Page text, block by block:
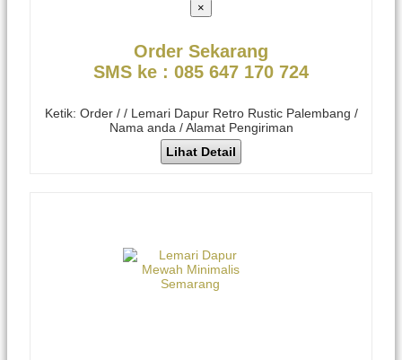
×
Order Sekarang
SMS ke : 085 647 170 724
Ketik: Order / / Lemari Dapur Retro Rustic Palembang /
Nama anda / Alamat Pengiriman
Lihat Detail